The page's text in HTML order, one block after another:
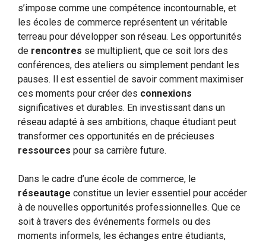
s’impose comme une compétence incontournable, et
les écoles de commerce représentent un véritable
terreau pour développer son réseau. Les opportunités
de rencontres se multiplient, que ce soit lors des
conférences, des ateliers ou simplement pendant les
pauses. Il est essentiel de savoir comment maximiser
ces moments pour créer des connexions
significatives et durables. En investissant dans un
réseau adapté à ses ambitions, chaque étudiant peut
transformer ces opportunités en de précieuses
ressources pour sa carrière future.
Dans le cadre d’une école de commerce, le
réseautage constitue un levier essentiel pour accéder
à de nouvelles opportunités professionnelles. Que ce
soit à travers des événements formels ou des
moments informels, les échanges entre étudiants,